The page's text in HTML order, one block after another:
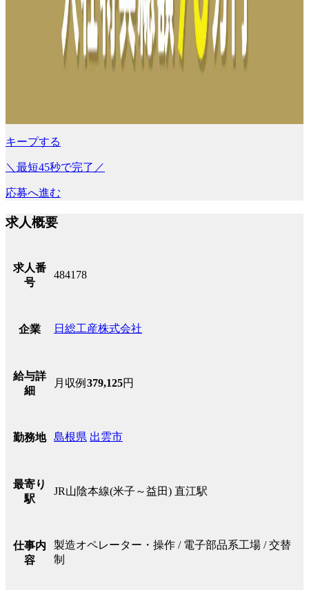
キープする
＼最短45秒で完了／
応募へ進む
求人概要
求人番
号
484178
企業 日総工産株式会社
給与詳
細
月収例 379,125円
勤務地 島根県 出雲市
最寄り
駅
JR山陰本線(米子～益田) 直江駅
仕事内
容
製造オペレーター・操作 / 電子部品系工場 / 交替
制